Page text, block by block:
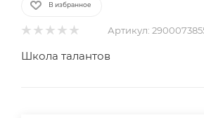
В избранное
Артикул:
Школа талантов